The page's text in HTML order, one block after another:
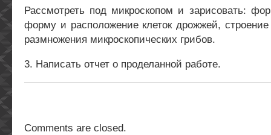
Рассмотреть под микроскопом и зарисовать:
форму и расположение клеток дрожжей,
размножения микроскопических грибов.
3. Написать отчет о проделанной работе.
Comments are closed.